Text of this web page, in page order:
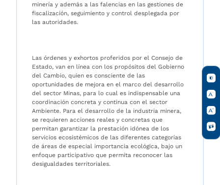
minería y además a las falencias en las gestiones de
fiscalización, seguimiento y control desplegada por
las autoridades.
Las órdenes y exhortos proferidos por el Consejo de
Estado, van en línea con los propósitos del Gobierno
del Cambio, quien es consciente de las
oportunidades de mejora en el marco del desarrollo
del sector Minas, para lo cual es indispensable una
coordinación concreta y continua con el sector
Ambiente. Para el desarrollo de la industria minera,
se requieren acciones reales y concretas que
permitan garantizar la prestación idónea de los
servicios ecosistémicos de las diferentes categorías
de áreas de especial importancia ecológica, bajo un
enfoque participativo que permita reconocer las
desigualdades territoriales.